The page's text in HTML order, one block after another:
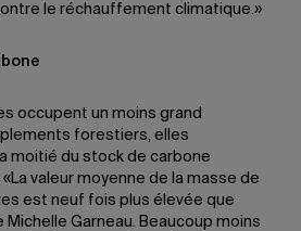
le réchauffement climatique.»
occupent un moins grand
forestiers, elles
moitié du stock de carbone
valeur moyenne de la masse de
est neuf fois plus élevée que
Garneau. Beaucoup moins